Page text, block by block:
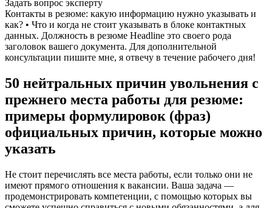
Задать вопрос эксперту
Контакты в резюме: какую информацию нужно указывать и
как? • Что и когда не стоит указывать в блоке контактных
данных. Должность в резюме Headline это своего рода
заголовок вашего документа. Для дополнительной
консультации пишите мне, я отвечу в течение рабочего дня!
50 нейтральных причин увольнения с
прежнего места работы для резюме:
примеры формулировок (фраз)
официальных причин, которые можно
указать
Не стоит перечислять все места работы, если только они не
имеют прямого отношения к вакансии. Ваша задача —
продемонстрировать компетенции, с помощью которых вы